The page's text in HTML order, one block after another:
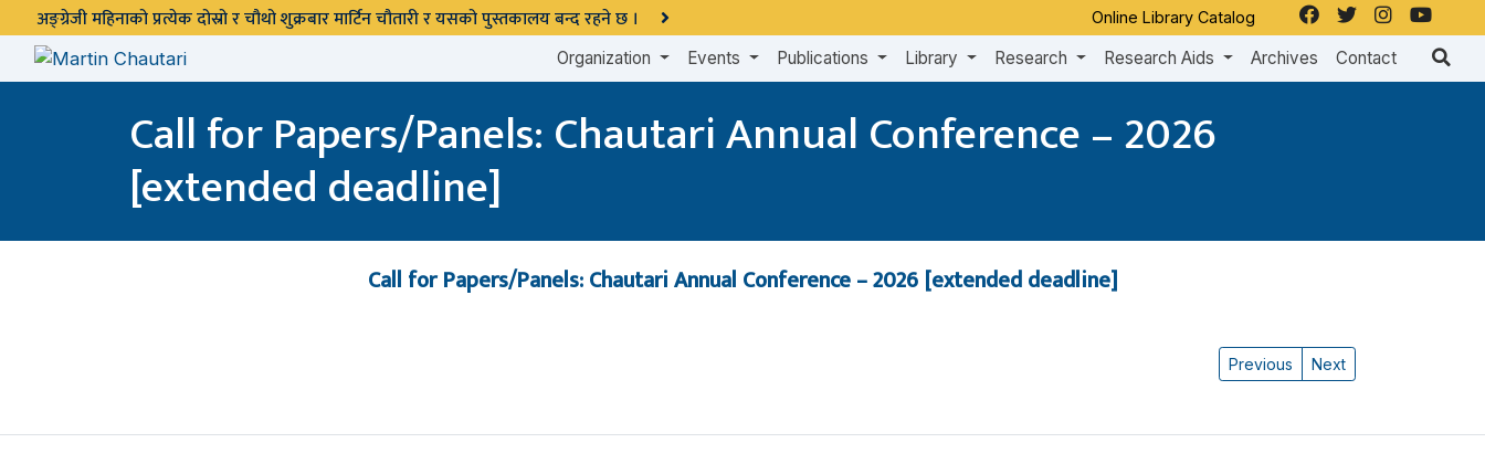
अङ्ग्रेजी महिनाको प्रत्येक दोस्रो र चौथो शुक्रबार मार्टिन चौतारी र यसको पुस्तकालय बन्द रहने छ । Online Library Catalog
Organization Events Publications Library Research Research Aids Archives Contact
Call for Papers/Panels: Chautari Annual Conference – 2026
[extended deadline]
Call for Papers/Panels: Chautari Annual Conference – 2026 [extended deadline]
Previous Next